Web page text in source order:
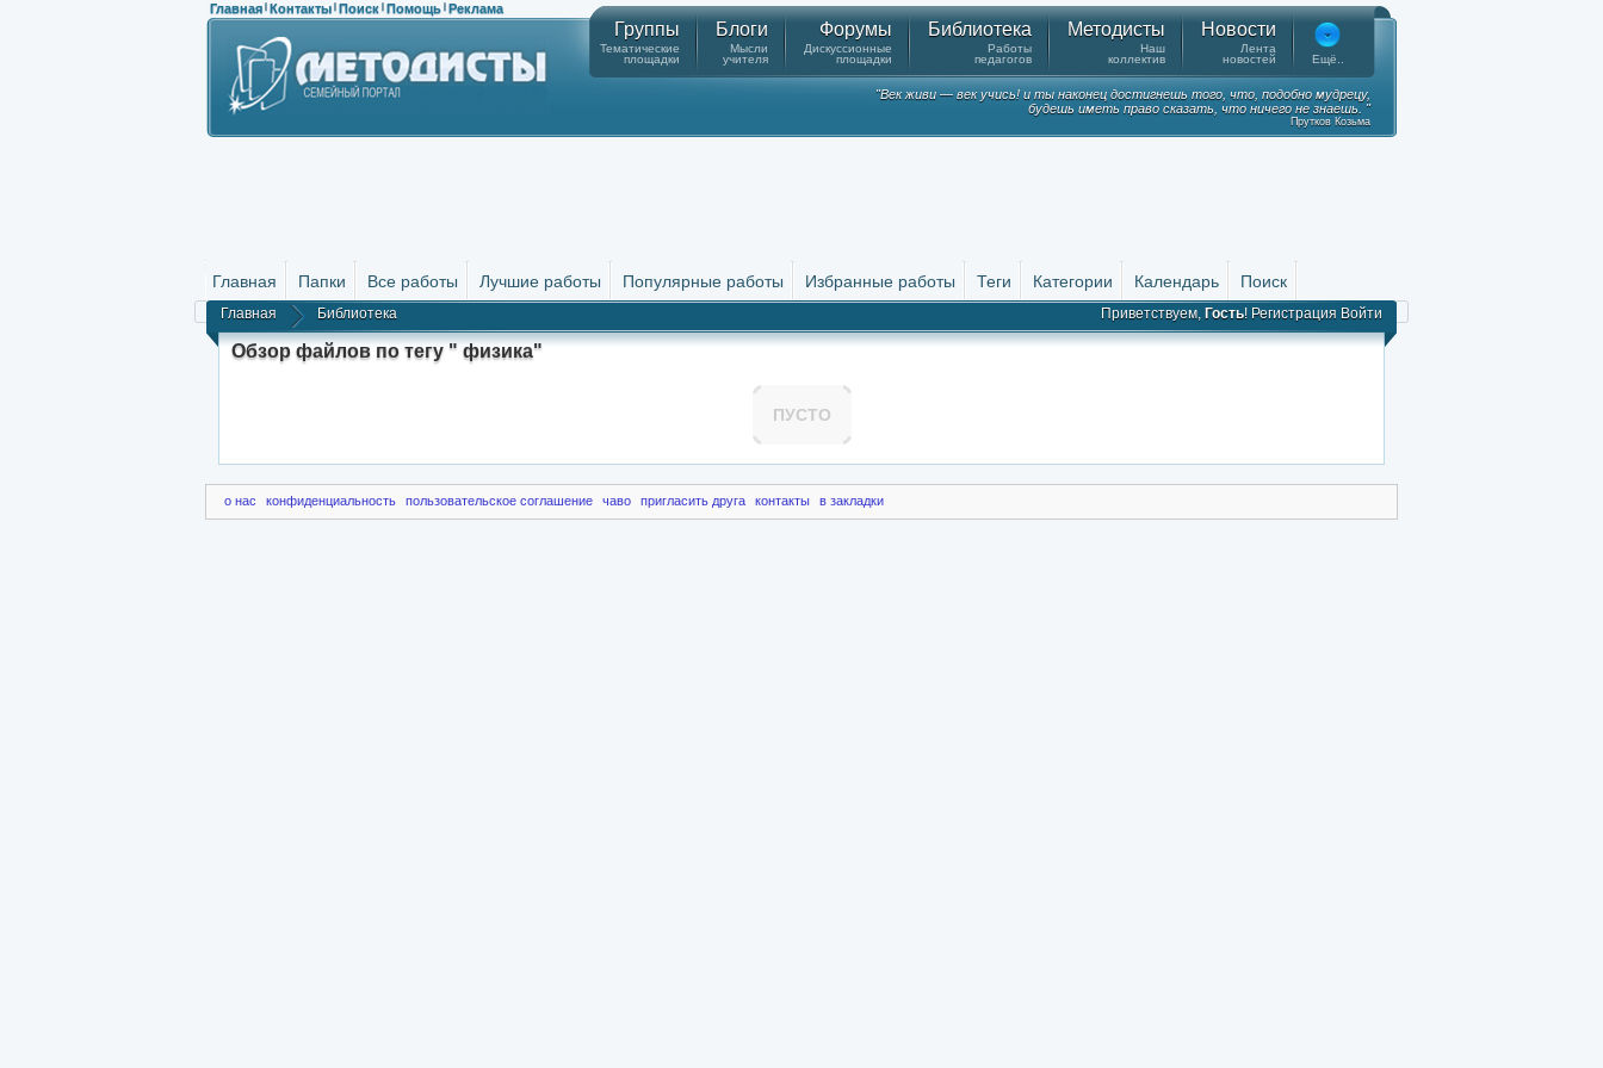
Главная | Контакты | Поиск | Помощь | Реклама
Группы
Тематические
площадки
Блоги
Мысли
учителя
Форумы
Дискуссионные
площадки
Библиотека
Работы
педагогов
Методисты
Наш
коллектив
Новости
Лента
новостей
Ещё..
"Век живи — век учись! и ты наконец достигнешь того, что, подобно мудрецу,
будешь иметь право сказать, что ничего не знаешь. "
Прутков Козьма
Главная Папки Все работы Лучшие работы Популярные работы Избранные работы Теги Категории Календарь Поиск
Главная Библиотека Приветствуем, Гость! Регистрация Войти
Обзор файлов по тегу " физика"
ПУСТО
о нас конфиденциальность пользовательское соглашение чаво пригласить друга контакты в закладки